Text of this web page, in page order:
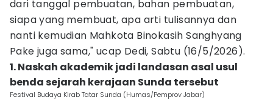
dari tanggal pembuatan, bahan pembuatan,
siapa yang membuat, apa arti tulisannya dan
nanti kemudian Mahkota Binokasih Sanghyang
Pake juga sama," ucap Dedi, Sabtu (16/5/2026).
1. Naskah akademik jadi landasan asal usul
benda sejarah kerajaan Sunda tersebut
Festival Budaya Kirab Tatar Sunda (Humas/Pemprov Jabar)